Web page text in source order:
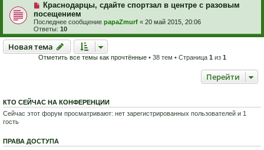
Краснодарцы, сдайте спортзал в центре с разовым
посещением
Последнее сообщение papaZmurf « 20 май 2015, 20:06
Ответы: 10
Новая тема
Новаятема
Отметить все темы как прочтённые• 38 тем • Страница 1из 1
Перейти
КТО СЕЙЧАС НА КОНФЕРЕНЦИИ
Сейчас этот форум просматривают: нет зарегистрированных пользователей и 1
гость
ПРАВА ДОСТУПА